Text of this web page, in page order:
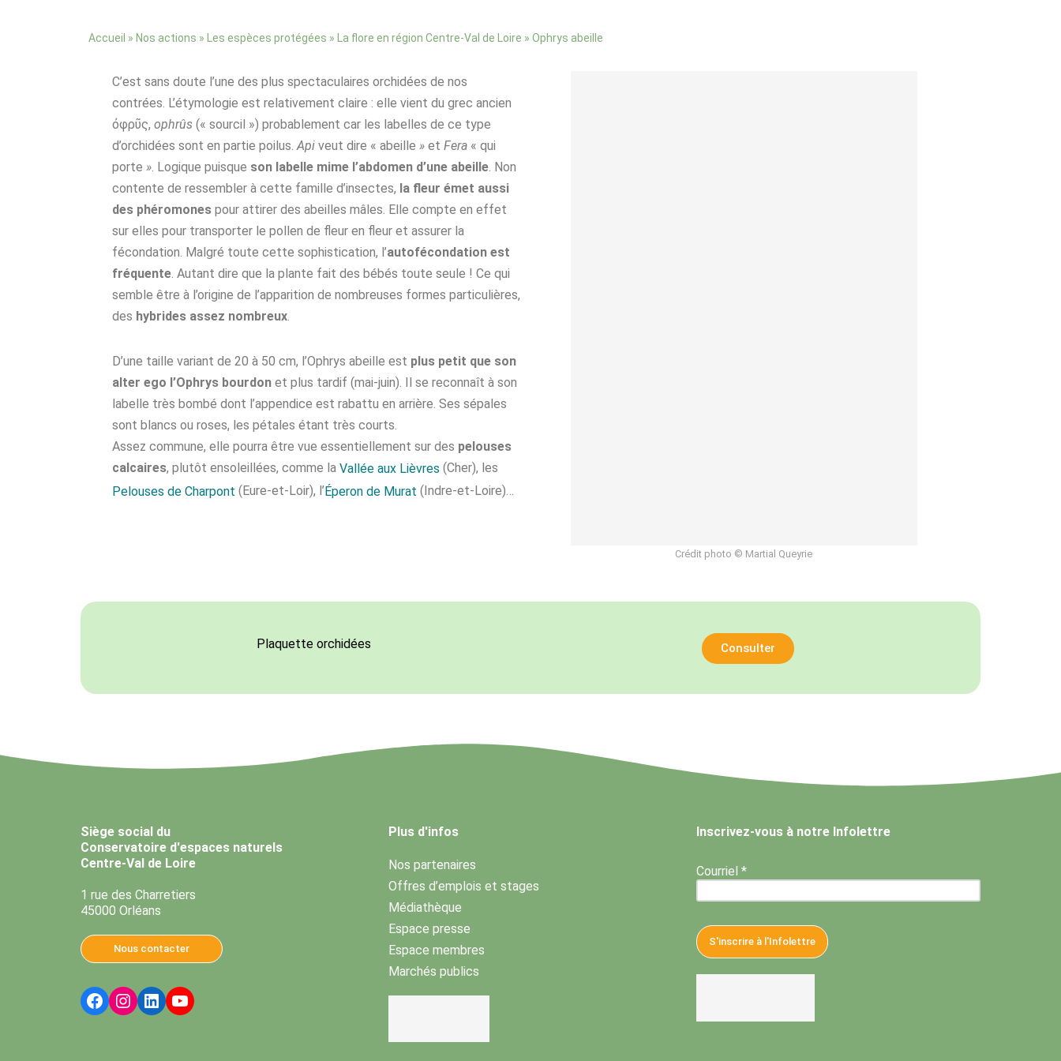
Accueil » Nos actions » Les espèces protégées » La flore en région Centre-Val de Loire » Ophrys abeille
C’est sans doute l’une des plus spectaculaires orchidées de nos
contrées. L’étymologie est relativement claire : elle vient du grec ancien
ὀφρῦς, ophrûs (« sourcil ») probablement car les labelles de ce type
d’orchidées sont en partie poilus.Api veut dire « abeille » et Fera « qui
porte ». Logique puisque son labelle mime l’abdomen d’une abeille. Non
contente de ressembler à cette famille d’insectes, la fleur émet aussi
des phéromones pour attirer des abeilles mâles. Elle compte en effet
sur elles pour transporter le pollen de fleur en fleur et assurer la
fécondation. Malgré toute cette sophistication, l’autofécondation est
fréquente. Autant dire que la plante fait des bébés toute seule ! Ce qui
semble être à l’origine de l’apparition de nombreuses formes particulières,
des hybrides assez nombreux.
D’une taille variant de 20 à 50 cm, l’Ophrys abeille est plus petit que son
alter ego l’Ophrys bourdon et plus tardif (mai-juin). Il se reconnaît à son
labelle très bombé dont l’appendice est rabattu en arrière. Ses sépales
sont blancs ou roses, les pétales étant très courts.
Assez commune, elle pourra être vue essentiellement sur des pelouses
calcaires, plutôt ensoleillées, comme la Vallée aux Lièvres (Cher), les
Pelouses de Charpont (Eure-et-Loir), l’Éperon de Murat (Indre-et-Loire)…
Crédit photo © Martial Queyrie
Plaquette orchidées Consulter
Siège social du
Conservatoire d'espaces naturels
Centre-Val de Loire
1 rue des Charretiers
45000 Orléans
Nous contacter
Plus d'infos
Nos partenaires
Offres d’emplois et stages
Médiathèque
Espace presse
Espace membres
Marchés publics
Inscrivez-vous à notre Infolettre
Courriel *